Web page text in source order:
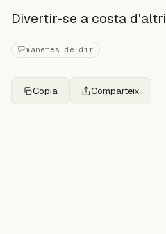
Divertir-se a costa d'altri
maneres de dir
Copia Comparteix